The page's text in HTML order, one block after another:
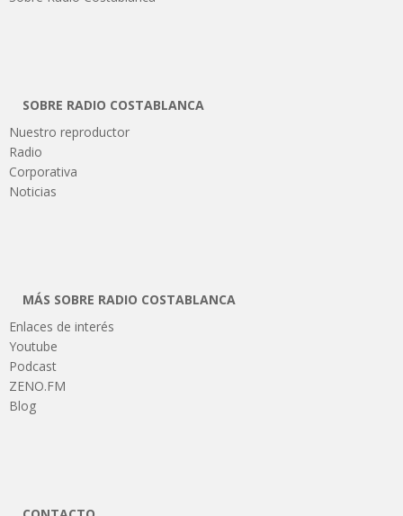
SOBRE RADIO COSTABLANCA
Nuestro reproductor
Radio
Corporativa
Noticias
MÁS SOBRE RADIO COSTABLANCA
Enlaces de interés
Youtube
Podcast
ZENO.FM
Blog